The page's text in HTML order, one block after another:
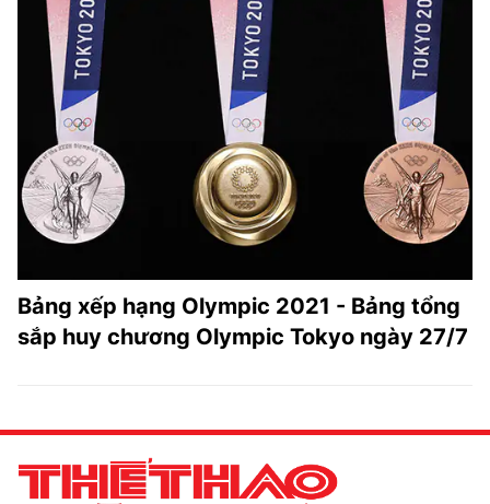
Bảng xếp hạng Olympic 2021 - Bảng tổng
sắp huy chương Olympic Tokyo ngày 27/7